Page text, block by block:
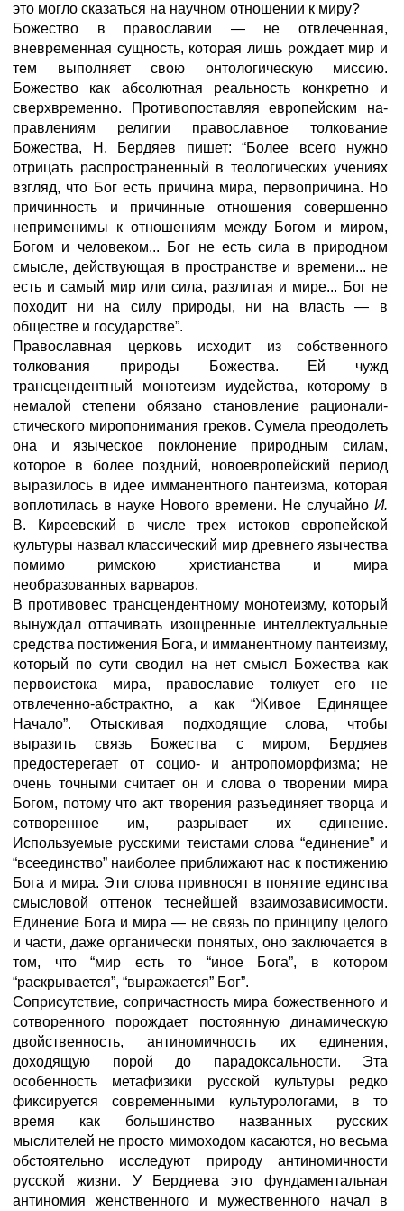
это могло сказаться на научном отношении к миру?
Божество в православии — не отвлеченная,
вневременная сущность, которая лишь рождает мир и
тем выполняет свою онтологическую миссию.
Божество как абсолютная реальность конкретно и
сверхвременно. Противопоставляя европейским на­
правлениям религии православное толкование
Божества, Н. Бердя­ев пишет: “Более всего нужно
отрицать распространенный в теологических учениях
взгляд, что Бог есть причина мира, первопричина. Но
причинность и причинные отношения совершен­но
неприменимы к отношениям между Богом и миром,
Богом и человеком... Бог не есть сила в природном
смысле, действующая в пространстве и времени... не
есть и самый мир или сила, разлитая и мире... Бог не
походит ни на силу природы, ни на власть — в
обществе и государстве”.
Православная церковь исходит из собственного
толкования природы Божества. Ей чужд
трансцендентный монотеизм иудейства, которому в
немалой степени обязано становление рационали­
стического миропонимания греков. Сумела преодолеть
она и языческое поклонение природным силам,
которое в более поздний, новоевропейский период
выразилось в идее имманентного пантеиз­ма, которая
воплотилась в науке Нового времени. Не случайно И.
В. Киреевский в числе трех истоков европейской
культуры назвал классический мир древнего язычества
помимо римскою христианства и мира
необразованных варваров.
В противовес трансцендентному монотеизму, который
вынуждал оттачивать изощренные интеллектуальные
средства постижения Бога, и имманентному пантеизму,
который по сути сводил на нет смысл Божества как
первоистока мира, православие толкует его не
отвлеченно-абстрактно, а как “Живое Единящее
Начало”. Оты­скивая подходящие слова, чтобы
выразить связь Божества с миром, Бердяев
предостерегает от социо- и антропоморфизма; не
очень точными считает он и слова о творении мира
Богом, потому что акт творения разъединяет творца и
сотворенное им, разрывает их единение.
Используемые русскими теистами слова “единение” и
“всеединство” наиболее приближают нас к постижению
Бога и мира. Эти слова привносят в понятие единства
смысловой оттенок теснейшей взаимозависимости.
Единение Бога и мира — не связь по принципу целого
и части, даже органически понятых, оно заключается в
том, что “мир есть то “иное Бога”, в котором
“раскрывается”, “выражается” Бог”.
Соприсутствие, сопричастность мира божественного и
сотворен­ного порождает постоянную динамическую
двойственность, антиномичность их единения,
доходящую порой до парадоксальности. Эта
особенность метафизики русской культуры редко
фиксируется современными культурологами, в то
время как большинство названных русских
мыслителей не просто мимоходом касаются, но весьма
обстоятельно исследуют природу антиномичности
русской жизни. У Бердяева это фундаментальная
антиномия женственного и мужественного начал в